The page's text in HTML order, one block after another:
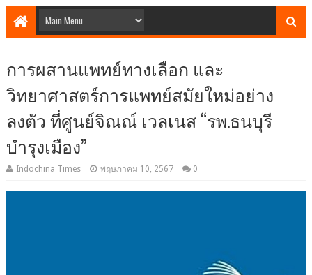
การผสานแพทย์ทางเลือก และ
วิทยาศาสตร์การแพทย์สมัยใหม่อย่าง
ลงตัว ที่ศูนย์จิณณ์ เวลเนส “รพ.ธนบุรี
บำรุงเมือง”
Indochina Times พฤษภาคม 10, 2567 0